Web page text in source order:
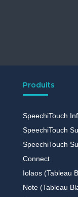
Produits
SpeechiTouch
SpeechiTouch
SpeechiTouch
Connect
Iolaos (Tableau
Note (Tableau